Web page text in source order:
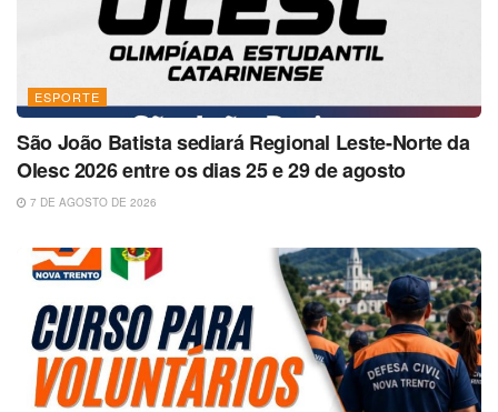
ESPORTE
São João Batista sediará Regional Leste-Norte da
Olesc 2026 entre os dias 25 e 29 de agosto
7 DE AGOSTO DE 2026